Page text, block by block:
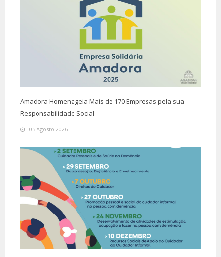
Amadora Homenageia Mais de 170 Empresas pela sua
Responsabilidade Social
05 Agosto 2026